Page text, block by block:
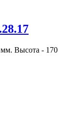
Высота - 170